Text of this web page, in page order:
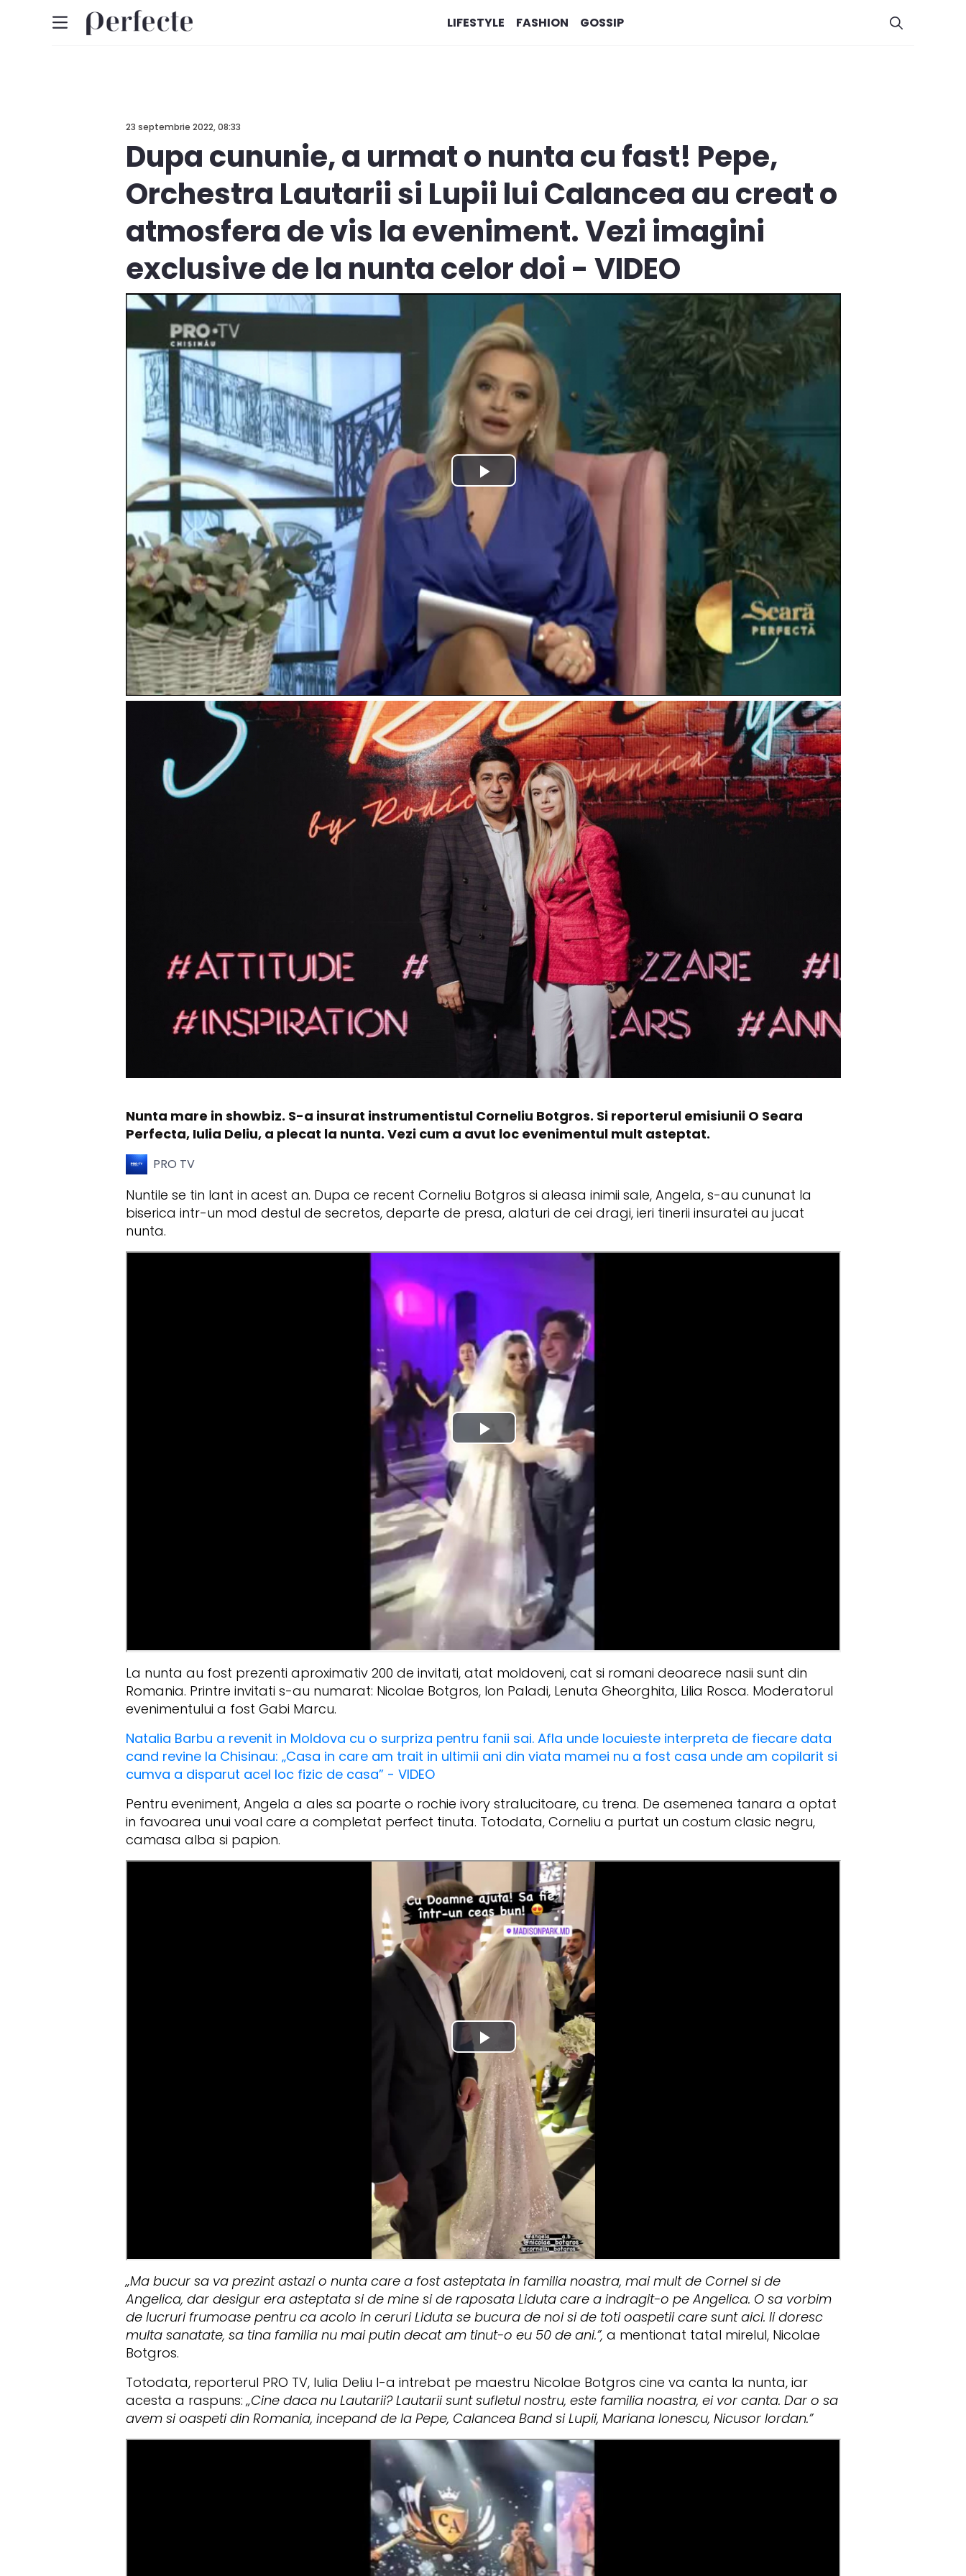
LIFESTYLE FASHION GOSSIP
23 septembrie 2022, 08:33
Dupa cununie, a urmat o nunta cu fast! Pepe,
Orchestra Lautarii si Lupii lui Calancea au creat o
atmosfera de vis la eveniment. Vezi imagini
exclusive de la nunta celor doi - VIDEO
Nunta mare in showbiz. S-a insurat instrumentistul Corneliu Botgros. Si reporterul emisiunii O Seara
Perfecta, Iulia Deliu, a plecat la nunta. Vezi cum a avut loc evenimentul mult asteptat.
PRO TV
Nuntile se tin lant in acest an. Dupa ce recent Corneliu Botgros si aleasa inimii sale, Angela, s-au cununat la
biserica intr-un mod destul de secretos, departe de presa, alaturi de cei dragi, ieri tinerii insuratei au jucat
nunta.
La nunta au fost prezenti aproximativ 200 de invitati, atat moldoveni, cat si romani deoarece nasii sunt din
Romania. Printre invitati s-au numarat: Nicolae Botgros, Ion Paladi, Lenuta Gheorghita, Lilia Rosca. Moderatorul
evenimentului a fost Gabi Marcu.
Natalia Barbu a revenit in Moldova cu o surpriza pentru fanii sai. Afla unde locuieste interpreta de fiecare data
cand revine la Chisinau: „Casa in care am trait in ultimii ani din viata mamei nu a fost casa unde am copilarit si
cumva a disparut acel loc fizic de casa” - VIDEO
Pentru eveniment, Angela a ales sa poarte o rochie ivory stralucitoare, cu trena. De asemenea tanara a optat
in favoarea unui voal care a completat perfect tinuta. Totodata, Corneliu a purtat un costum clasic negru,
camasa alba si papion.
„Ma bucur sa va prezint astazi o nunta care a fost asteptata in familia noastra, mai mult de Cornel si de
Angelica, dar desigur era asteptata si de mine si de raposata Liduta care a indragit-o pe Angelica. O sa vorbim
de lucruri frumoase pentru ca acolo in ceruri Liduta se bucura de noi si de toti oaspetii care sunt aici. Ii doresc
multa sanatate, sa tina familia nu mai putin decat am tinut-o eu 50 de ani.”, a mentionat tatal mirelul, Nicolae
Botgros.
Totodata, reporterul PRO TV, Iulia Deliu l-a intrebat pe maestru Nicolae Botgros cine va canta la nunta, iar
acesta a raspuns: „Cine daca nu Lautarii? Lautarii sunt sufletul nostru, este familia noastra, ei vor canta. Dar o sa
avem si oaspeti din Romania, incepand de la Pepe, Calancea Band si Lupii, Mariana Ionescu, Nicusor Iordan.”